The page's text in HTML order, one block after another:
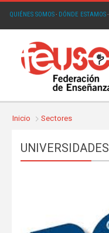
QUIÉNES SOMOS· DÓNDE ESTAMOS·
Inicio Sectores
UNIVERSIDADES